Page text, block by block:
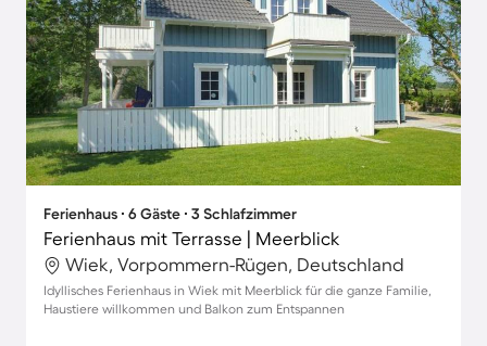
Ferienhaus ∙ 6 Gäste ∙ 3 Schlafzimmer
Ferienhaus mit Terrasse | Meerblick
Wiek, Vorpommern-Rügen, Deutschland
Idyllisches Ferienhaus in Wiek mit Meerblick für die ganze Familie,
Haustiere willkommen und Balkon zum Entspannen